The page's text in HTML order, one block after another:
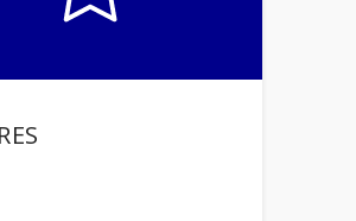
Pará (UEPA)